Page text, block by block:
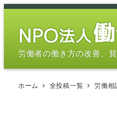
メ
労働者の働き方の改善、
ホーム 全投稿一覧 労働相